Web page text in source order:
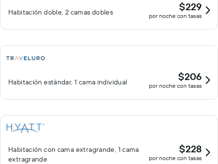
Habitación doble, 2 camas dobles $229
por noche con tasas
Habitación estándar, 1 cama individual $206
por noche con tasas
Habitación con cama extragrande, 1 cama
extragrande
$228
por noche con tasas